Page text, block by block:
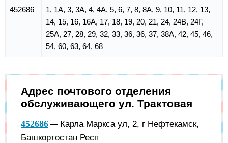
452686
1, 1А, 3, 3А, 4, 4А, 5, 6, 7, 8, 8А, 9, 10, 11, 12, 13,
14, 15, 16, 16А, 17, 18, 19, 20, 21, 24, 24В, 24Г,
25А, 27, 28, 29, 32, 33, 36, 36, 37, 38А, 42, 45, 46,
54, 60, 63, 64, 68
Адрес почтового отделения
обслуживающего ул. Трактовая
452686 — Карла Маркса ул, 2, г Нефтекамск,
Башкортостан Респ